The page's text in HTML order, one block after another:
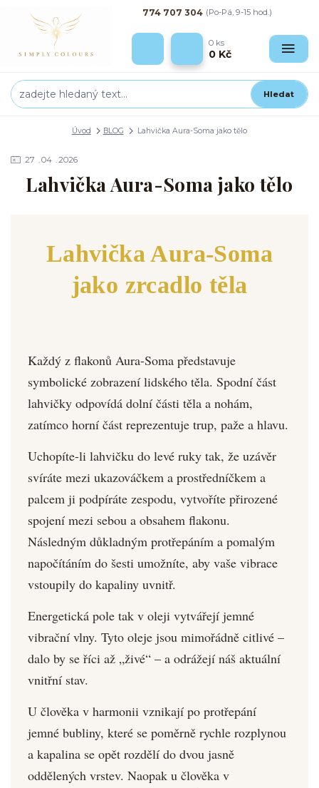
Hledat
774 707 304 (Po-Pá, 9-15 hod.)
0 ks
0 Kč
Úvod BLOG Lahvička Aura-Soma jako tělo
27 04 2026
Lahvička Aura-Soma jako tělo
Lahvička Aura-Soma
jako zrcadlo těla
Každý z flakonů Aura-Soma představuje
symbolické zobrazení lidského těla. Spodní část
lahvičky odpovídá dolní části těla a nohám,
zatímco horní část reprezentuje trup, paže a hlavu.
Uchopíte-li lahvičku do levé ruky tak, že uzávěr
svíráte mezi ukazováčkem a prostředníčkem a
palcem ji podpíráte zespodu, vytvoříte přirozené
spojení mezi sebou a obsahem flakonu.
Následným důkladným protřepáním a pomalým
napočítáním do šesti umožníte, aby vaše vibrace
vstoupily do kapaliny uvnitř.
Energetická pole tak v oleji vytvářejí jemné
vibrační vlny. Tyto oleje jsou mimořádně citlivé –
dalo by se říci až „živé“ – a odrážejí náš aktuální
vnitřní stav.
U člověka v harmonii vznikají po protřepání
jemné bubliny, které se poměrně rychle rozplynou
a kapalina se opět rozdělí do dvou jasně
oddělených vrstev. Naopak u člověka v